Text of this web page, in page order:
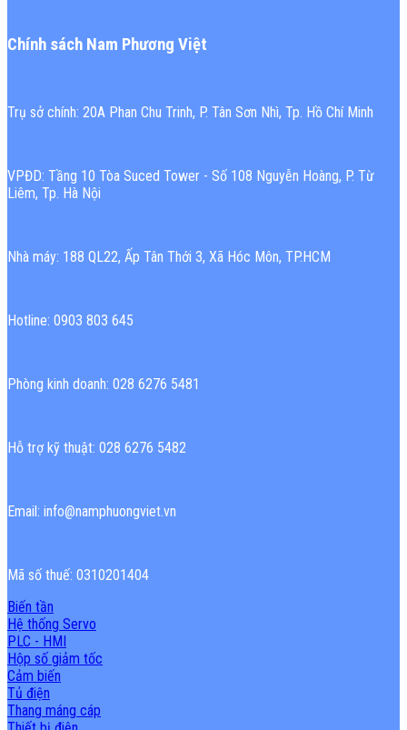
Chính sách Nam Phương Việt
Trụ sở chính: 20A Phan Chu Trinh, P. Tân Sơn Nhì, Tp. Hồ Chí Minh
VPĐD: Tầng 10 Tòa Suced Tower - Số 108 Nguyễn Hoàng, P. Từ
Liêm, Tp. Hà Nội
Nhà máy: 188 QL22, Ấp Tân Thới 3, Xã Hóc Môn, TP.HCM
Hotline: 0903 803 645
Phòng kinh doanh: 028 6276 5481
Hỗ trợ kỹ thuật: 028 6276 5482
Email: info@namphuongviet.vn
Mã số thuế: 0310201404
Biến tần
Hệ thống Servo
PLC - HMI
Hộp số giảm tốc
Cảm biến
Tủ điện
Thang máng cáp